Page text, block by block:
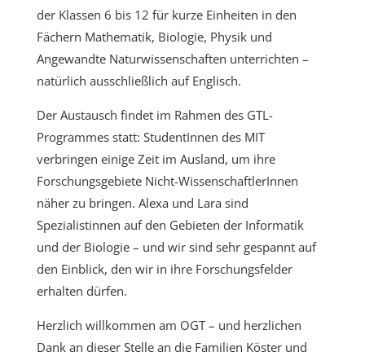
der Klassen 6 bis 12 für kurze Einheiten in den
Fächern Mathematik, Biologie, Physik und
Angewandte Naturwissenschaften unterrichten –
natürlich ausschließlich auf Englisch.
Der Austausch findet im Rahmen des GTL-
Programmes statt: StudentInnen des MIT
verbringen einige Zeit im Ausland, um ihre
Forschungsgebiete Nicht-WissenschaftlerInnen
näher zu bringen. Alexa und Lara sind
Spezialistinnen auf den Gebieten der Informatik
und der Biologie – und wir sind sehr gespannt auf
den Einblick, den wir in ihre Forschungsfelder
erhalten dürfen.
Herzlich willkommen am OGT – und herzlichen
Dank an dieser Stelle an die Familien Köster und